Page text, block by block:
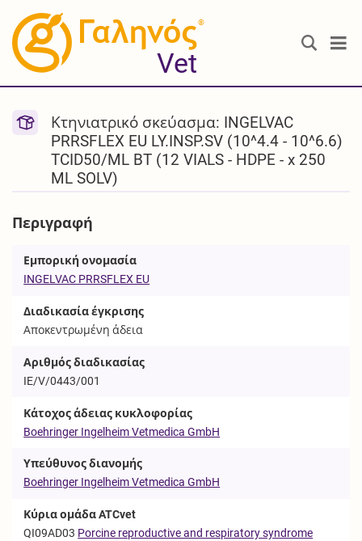
®
Vet
Κτηνιατρικό σκεύασμα: INGELVAC
PRRSFLEX EU LY.INSP.SV (10^4.4 - 10^6.6)
TCID50/ML BT (12 VIALS - HDPE - x 250
ML SOLV)
Περιγραφή
Εμπορική ονομασία
INGELVAC PRRSFLEX EU
Διαδικασία έγκρισης
Αποκεντρωμένη άδεια
Αριθμός διαδικασίας
IE/V/0443/001
Κάτοχος άδειας κυκλοφορίας
Boehringer Ingelheim Vetmedica GmbH
Υπεύθυνος διανομής
Boehringer Ingelheim Vetmedica GmbH
Κύρια ομάδα ATCvet
QI09AD03 Porcine reproductive and respiratory syndrome